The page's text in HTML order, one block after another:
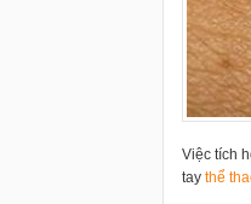
Việc tích
tay thể